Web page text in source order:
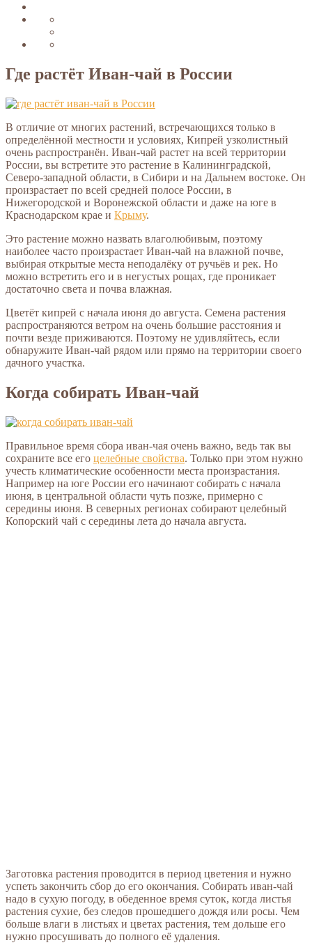
Где растёт Иван-чай в России
В отличие от многих растений, встречающихся только в
определённой местности и условиях, Кипрей узколистный
очень распространён. Иван-чай растет на всей территории
России, вы встретите это растение в Калининградской,
Северо-западной области, в Сибири и на Дальнем востоке. Он
произрастает по всей средней полосе России, в
Нижегородской и Воронежской области и даже на юге в
Краснодарском крае и Крыму.
Это растение можно назвать влаголюбивым, поэтому
наиболее часто произрастает Иван-чай на влажной почве,
выбирая открытые места неподалёку от ручьёв и рек. Но
можно встретить его и в негустых рощах, где проникает
достаточно света и почва влажная.
Цветёт кипрей с начала июня до августа. Семена растения
распространяются ветром на очень большие расстояния и
почти везде приживаются. Поэтому не удивляйтесь, если
обнаружите Иван-чай рядом или прямо на территории своего
дачного участка.
Когда собирать Иван-чай
Правильное время сбора иван-чая очень важно, ведь так вы
сохраните все его целебные свойства. Только при этом нужно
учесть климатические особенности места произрастания.
Например на юге России его начинают собирать с начала
июня, в центральной области чуть позже, примерно с
середины июня. В северных регионах собирают целебный
Копорский чай с середины лета до начала августа.
Заготовка растения проводится в период цветения и нужно
успеть закончить сбор до его окончания. Собирать иван-чай
надо в сухую погоду, в обеденное время суток, когда листья
растения сухие, без следов прошедшего дождя или росы. Чем
больше влаги в листьях и цветах растения, тем дольше его
нужно просушивать до полного её удаления.